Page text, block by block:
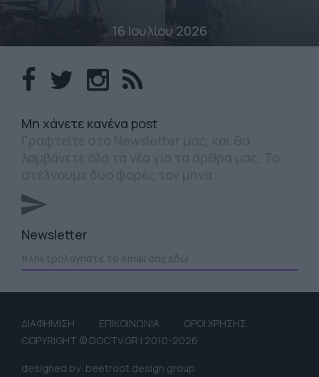
16 Ιουλίου 2026
Mη χάνετε κανένα post
Newsletter
ΔΙΑΦΗΜΙΣΗ ΕΠΙΚΟΙΝΩΝΙΑ
ΟΡΟΙ ΧΡΗΣΗΣ
COPYRIGHT © DOCTV.GR | 2010-2026
designed by: beetroot design group